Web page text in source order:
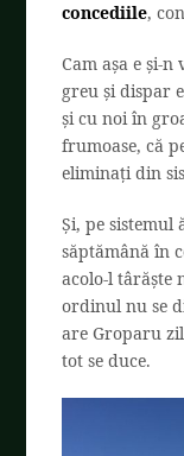
concediile,
Cam așa e și-
greu și dispar
și cu noi în
frumoase, că
eliminați din
Și, pe sistemul
săptămână în
acolo-l târăște
ordinul nu se
are Groparu
tot se duce.